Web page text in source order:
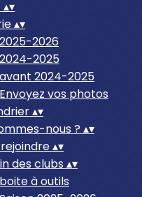
▴▾
▴▾
2025-2026
2024-2025
avant 2024-2025
Envoyez vos photos
▴▾
nous ? ▴▾
▴▾
des clubs ▴▾
boite à outils